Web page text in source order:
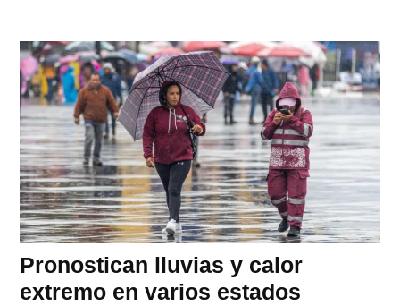
Pronostican lluvias y calor
extremo en varios estados